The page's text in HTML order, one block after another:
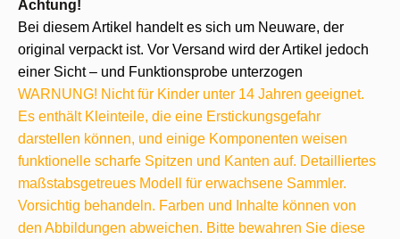
Achtung!
Bei diesem Artikel handelt es sich um Neuware, der
original verpackt ist. Vor Versand wird der Artikel jedoch
einer Sicht – und Funktionsprobe unterzogen
WARNUNG! Nicht für Kinder unter 14 Jahren geeignet.
Es enthält Kleinteile, die eine Erstickungsgefahr
darstellen können, und einige Komponenten weisen
funktionelle scharfe Spitzen und Kanten auf. Detailliertes
maßstabsgetreues Modell für erwachsene Sammler.
Vorsichtig behandeln. Farben und Inhalte können von
den Abbildungen abweichen. Bitte bewahren Sie diese